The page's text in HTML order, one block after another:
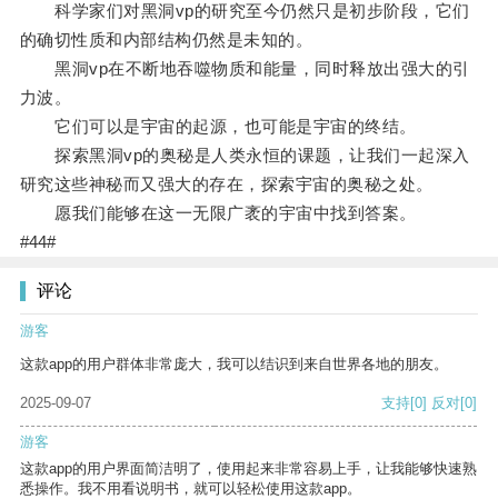
科学家们对黑洞vp的研究至今仍然只是初步阶段，它们
的确切性质和内部结构仍然是未知的。
黑洞vp在不断地吞噬物质和能量，同时释放出强大的引
力波。
它们可以是宇宙的起源，也可能是宇宙的终结。
探索黑洞vp的奥秘是人类永恒的课题，让我们一起深入
研究这些神秘而又强大的存在，探索宇宙的奥秘之处。
愿我们能够在这一无限广袤的宇宙中找到答案。
#44#
评论
游客
这款app的用户群体非常庞大，我可以结识到来自世界各地的朋友。
2025-09-07 支持[0] 反对[0]
游客
这款app的用户界面简洁明了，使用起来非常容易上手，让我能够快速熟
悉操作。我不用看说明书，就可以轻松使用这款app。